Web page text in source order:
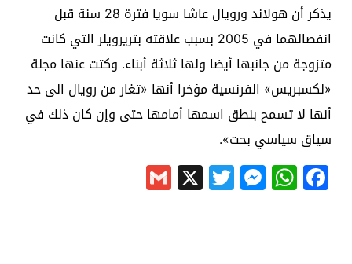
يذكر أن هولاند ورويال عاشا سويا فترة 28 سنة قبل
انفصالهما في 2005 بسبب علاقته بتريرويلر التي كانت
متزوجة من جانبها أيضا ولها ثلاثة أبناء. وكتت عنها مجلة
«لكسبريس» الفرنسية مؤخرا أنها «تغار من رويال الى حد
أنها لا تسمح بنطق اسمها أمامها حتى وإن كان ذلك في
سياق سياسي بحت».
Facebook
WhatsApp
Messenger
Twitter
X